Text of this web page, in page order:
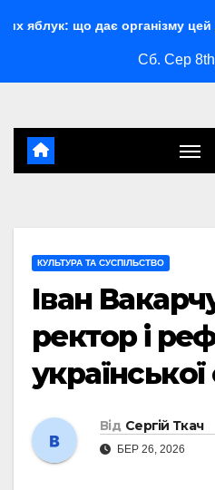
дає організму цей десерт
Сб. Сер
КУЛЬТУРА ТА СУСПІЛЬСТВО
Іван
ректор і
української
Від Сергій Ткач
БЕР 26, 2026